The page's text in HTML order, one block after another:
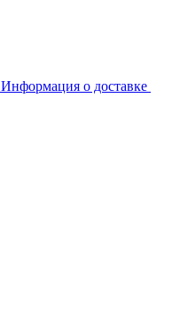
Информация о доставке